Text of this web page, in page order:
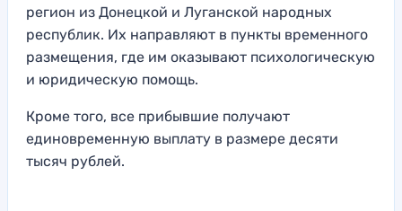
регион из Донецкой и Луганской народных
республик. Их направляют в пункты временного
размещения, где им оказывают психологическую
и юридическую помощь.
Кроме того, все прибывшие получают
единовременную выплату в размере десяти
тысяч рублей.